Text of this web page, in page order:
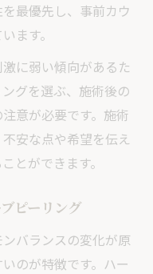
最優先し、事前カウ
ます。
に弱い傾向があるた
グを選ぶ、施術後の
意が必要です。施術
安な点や希望を伝え
とができます。
ピーリング
バランスの変化が原
のが特徴です。ハー